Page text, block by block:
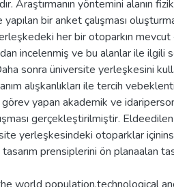
Araştırmanın yöntemini alanın
yapılan bir anket çalışması
her bir otoparkın mevcut
incelenmiş ve bu alanlar ile
sonra üniversite yerleşkesini
alışkanlıkları ile tercih
yapan akademik ve
gerçekleştirilmiştir.
yerleşkesindeki otoparklar
prensiplerini ön planaalan